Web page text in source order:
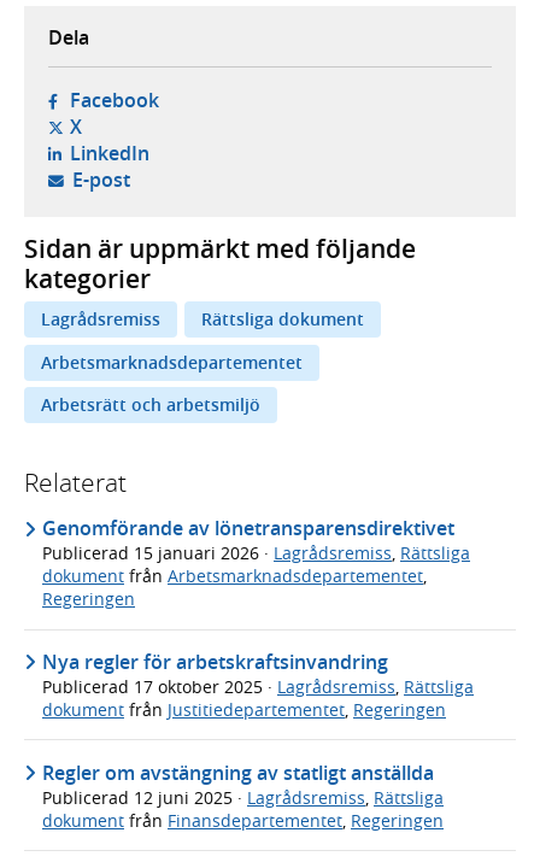
Dela
Facebook- öppnas i ny flik, extern webbplats,
X- öppnas i ny flik, extern webbplats,
LinkedIn- öppnas i ny flik, extern webbplats,
E-post- öppnar din e-postklient,
Sidan är uppmärkt med följande
kategorier
Lagrådsremiss
Rättsliga dokument
Arbetsmarknadsdepartementet
Arbetsrätt och arbetsmiljö
Relaterat
Genomförande av lönetransparensdirektivet
Publicerad 15 januari 2026 · Lagrådsremiss, Rättsliga
dokument från Arbetsmarknadsdepartementet,
Regeringen
Nya regler för arbetskraftsinvandring
Publicerad 17 oktober 2025 · Lagrådsremiss, Rättsliga
dokument från Justitiedepartementet, Regeringen
Regler om avstängning av statligt anställda
Publicerad 12 juni 2025 · Lagrådsremiss Rättsliga
dokument från Finansdepartementet Regeringen